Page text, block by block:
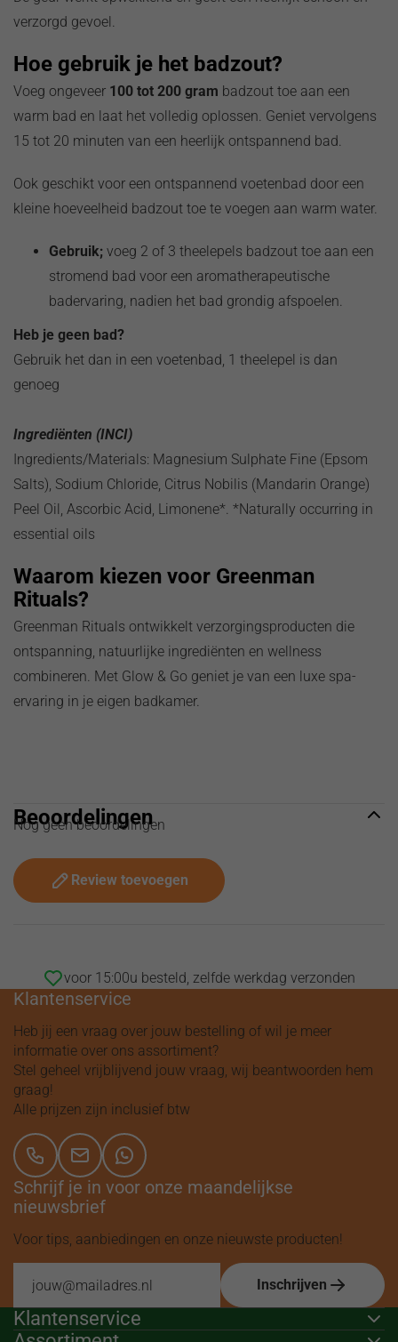
verzorgd gevoel.
Hoe gebruik je het badzout?
Voeg ongeveer 100 tot 200 gram badzout toe aan een
warm bad en laat het volledig oplossen. Geniet vervolgens
15 tot 20 minuten van een heerlijk ontspannend bad.
Ook geschikt voor een ontspannend voetenbad door een
kleine hoeveelheid badzout toe te voegen aan warm water.
Gebruik; voeg 2 of 3 theelepels badzout toe aan een
stromend bad voor een aromatherapeutische
badervaring, nadien het bad grondig afspoelen.
Heb je geen bad?
Gebruik het dan in een voetenbad, 1 theelepel is dan
genoeg
Ingrediënten (INCI)
Ingredients/Materials: Magnesium Sulphate Fine (Epsom
Salts), Sodium Chloride, Citrus Nobilis (Mandarin Orange)
Peel Oil, Ascorbic Acid, Limonene*. *Naturally occurring in
essential oils
Waarom kiezen voor Greenman
Rituals?
Greenman Rituals ontwikkelt verzorgingsproducten die
ontspanning, natuurlijke ingrediënten en wellness
combineren. Met Glow & Go geniet je van een luxe spa-
ervaring in je eigen badkamer.
Beoordelingen
Nog geen beoordelingen
Review toevoegen
voor 15:00u besteld, zelfde werkdag verzonden
Klantenservice
Heb jij een vraag over jouw bestelling of wil je meer
informatie over ons assortiment?
Stel geheel vrijblijvend jouw vraag, wij beantwoorden hem
graag!
Alle prijzen zijn inclusief btw
Schrijf je in voor onze maandelijkse
nieuwsbrief
Voor tips, aanbiedingen en onze nieuwste producten!
Inschrijven
Klantenservice